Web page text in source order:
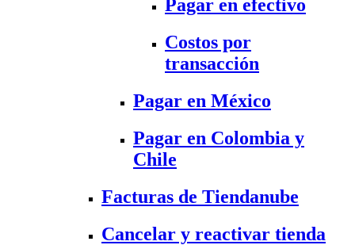
Pagar en efectivo
Costos por
transacción
Pagar en México
Pagar en Colombia y
Chile
Facturas de Tiendanube
Cancelar y reactivar tienda